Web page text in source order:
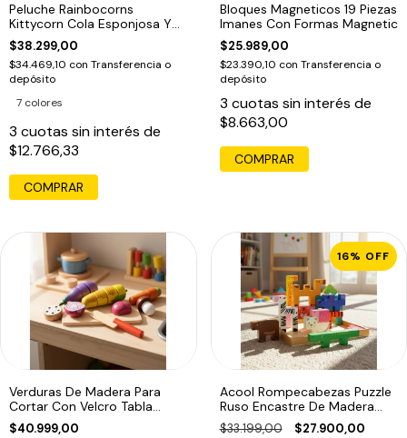
Peluche Rainbocorns
Kittycorn Cola Esponjosa Y
10 Sorpresas
$38.299,00
$34.469,10 con Transferencia o
depósito
7 colores
3 cuotas sin interés de
$12.766,33
COMPRAR
Bloques Magneticos 19 Piezas
Imanes Con Formas Magnetic
$25.989,00
$23.390,10 con Transferencia o
depósito
3 cuotas sin interés de
$8.663,00
COMPRAR
Verduras De Madera Para
Cortar Con Velcro Tabla
Acool 6654
$40.999,00
16% OFF
Acool Rompecabezas Puzzle
Ruso Encastre De Madera
Ac6616
$33.199,00 $27.900,00